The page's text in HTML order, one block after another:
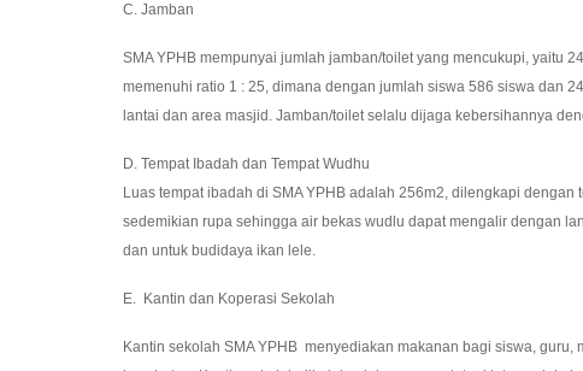
C. Jamban
SMA YPHB mempunyai jumlah jamban/toilet yang mencukupi, yaitu
memenuhi ratio 1 : 25, dimana dengan jumlah siswa 586 siswa dan
lantai dan area masjid. Jamban/toilet selalu dijaga kebersihannya
D. Tempat Ibadah dan Tempat Wudhu
Luas tempat ibadah di SMA YPHB adalah 256m2, dilengkapi
sedemikian rupa sehingga air bekas wudlu dapat mengalir dengan
dan untuk budidaya ikan lele.
E. Kantin dan Koperasi Sekolah
Kantin sekolah SMA YPHB menyediakan makanan bagi siswa,